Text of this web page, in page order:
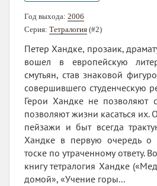
Год выхода: 2006
Серия: Тетралогия (#2)
Петер Хандке, прозаик,
вошел в европейскую
смутьян, став знаковой
совершившего студенческую
Герои Хандке не позволяют
позволяют жизни касаться
пейзажи и быт всегда
Хандке в первую очередь
тоске по утраченному ответу.
книгу тетралогия Хандке
домой», «Учение горы...